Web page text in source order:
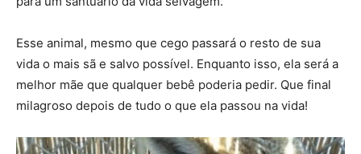
Esse animal, mesmo que cego passará o resto de sua
vida o mais sã e salvo possível. Enquanto isso, ela será a
melhor mãe que qualquer bebê poderia pedir. Que final
milagroso depois de tudo o que ela passou na vida!